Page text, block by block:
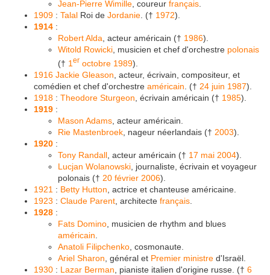
Jean-Pierre Wimille , coureur français
1909 : Talal Roi de Jordanie . († 1972).
1914 :
Robert Alda , acteur américain († 1986).
Witold Rowicki , musicien et chef d'orchestre polonais
(† 1 er octobre 1989).
1916 Jackie Gleason , acteur, écrivain, compositeur, et
comédien et chef d'orchestre américain . († 24 juin 1987).
1918 : Theodore Sturgeon , écrivain américain († 1985).
1919 :
Mason Adams , acteur américain.
Rie Mastenbroek , nageur néerlandais († 2003).
1920 :
Tony Randall , acteur américain († 17 mai 2004).
Lucjan Wolanowski , journaliste, écrivain et voyageur
polonais († 20 février 2006).
1921 : Betty Hutton , actrice et chanteuse américaine.
1923 : Claude Parent , architecte français
1928 :
Fats Domino , musicien de rhythm and blues
américain
Anatoli Filipchenko , cosmonaute.
Ariel Sharon , général et Premier ministre d'Israël.
1930 : Lazar Berman , pianiste italien d'origine russe. († 6